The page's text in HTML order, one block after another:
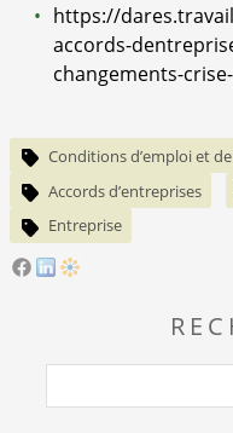
https://
accords-
changements-
Conditions d’emploi et
Accords d’entreprises
Entreprise